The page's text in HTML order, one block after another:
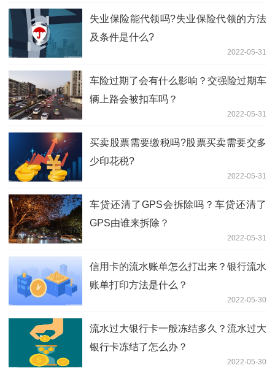
失业保险能代领吗?失业保险代领的方法
及条件是什么?
2022-05-31
车险过期了会有什么影响？交强险过期车
辆上路会被扣车吗？
2022-05-31
买卖股票需要缴税吗?股票买卖需要交多
少印花税?
2022-05-31
车贷还清了GPS会拆除吗？车贷还清了
GPS由谁来拆除？
2022-05-31
信用卡的流水账单怎么打出来？银行流水
账单打印方法是什么？
2022-05-30
流水过大银行卡一般冻结多久？流水过大
银行卡冻结了怎么办？
2022-05-30